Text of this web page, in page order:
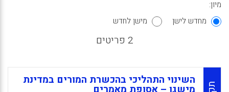
מיון:
מחדש לישן
מישן לחדש
2 פריטים
השינוי התהליכי בהכשרת המורים במדינת